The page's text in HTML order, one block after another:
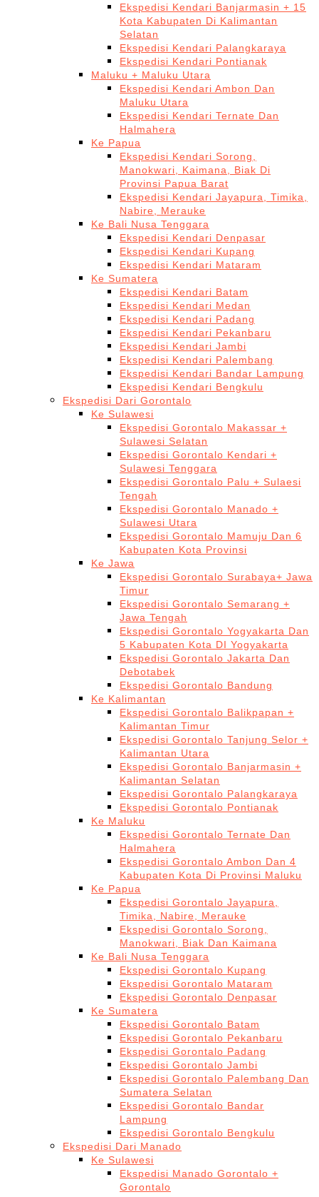
Ekspedisi Kendari Banjarmasin + 15
Kota Kabupaten Di Kalimantan
Selatan
Ekspedisi Kendari Palangkaraya
Ekspedisi Kendari Pontianak
Maluku + Maluku Utara
Ekspedisi Kendari Ambon Dan
Maluku Utara
Ekspedisi Kendari Ternate Dan
Halmahera
Ke Papua
Ekspedisi Kendari Sorong,
Manokwari, Kaimana, Biak Di
Provinsi Papua Barat
Ekspedisi Kendari Jayapura, Timika,
Nabire, Merauke
Ke Bali Nusa Tenggara
Ekspedisi Kendari Denpasar
Ekspedisi Kendari Kupang
Ekspedisi Kendari Mataram
Ke Sumatera
Ekspedisi Kendari Batam
Ekspedisi Kendari Medan
Ekspedisi Kendari Padang
Ekspedisi Kendari Pekanbaru
Ekspedisi Kendari Jambi
Ekspedisi Kendari Palembang
Ekspedisi Kendari Bandar Lampung
Ekspedisi Kendari Bengkulu
Ekspedisi Dari Gorontalo
Ke Sulawesi
Ekspedisi Gorontalo Makassar +
Sulawesi Selatan
Ekspedisi Gorontalo Kendari +
Sulawesi Tenggara
Ekspedisi Gorontalo Palu + Sulaesi
Tengah
Ekspedisi Gorontalo Manado +
Sulawesi Utara
Ekspedisi Gorontalo Mamuju Dan 6
Kabupaten Kota Provinsi
Ke Jawa
Ekspedisi Gorontalo Surabaya+ Jawa
Timur
Ekspedisi Gorontalo Semarang +
Jawa Tengah
Ekspedisi Gorontalo Yogyakarta Dan
5 Kabupaten Kota DI Yogyakarta
Ekspedisi Gorontalo Jakarta Dan
Debotabek
Ekspedisi Gorontalo Bandung
Ke Kalimantan
Ekspedisi Gorontalo Balikpapan +
Kalimantan Timur
Ekspedisi Gorontalo Tanjung Selor +
Kalimantan Utara
Ekspedisi Gorontalo Banjarmasin +
Kalimantan Selatan
Ekspedisi Gorontalo Palangkaraya
Ekspedisi Gorontalo Pontianak
Ke Maluku
Ekspedisi Gorontalo Ternate Dan
Halmahera
Ekspedisi Gorontalo Ambon Dan 4
Kabupaten Kota Di Provinsi Maluku
Ke Papua
Ekspedisi Gorontalo Jayapura,
Timika, Nabire, Merauke
Ekspedisi Gorontalo Sorong,
Manokwari, Biak Dan Kaimana
Ke Bali Nusa Tenggara
Ekspedisi Gorontalo Kupang
Ekspedisi Gorontalo Mataram
Ekspedisi Gorontalo Denpasar
Ke Sumatera
Ekspedisi Gorontalo Batam
Ekspedisi Gorontalo Pekanbaru
Ekspedisi Gorontalo Padang
Ekspedisi Gorontalo Jambi
Ekspedisi Gorontalo Palembang Dan
Sumatera Selatan
Ekspedisi Gorontalo Bandar
Lampung
Ekspedisi Gorontalo Bengkulu
Ekspedisi Dari Manado
Ke Sulawesi
Ekspedisi Manado Gorontalo +
Gorontalo